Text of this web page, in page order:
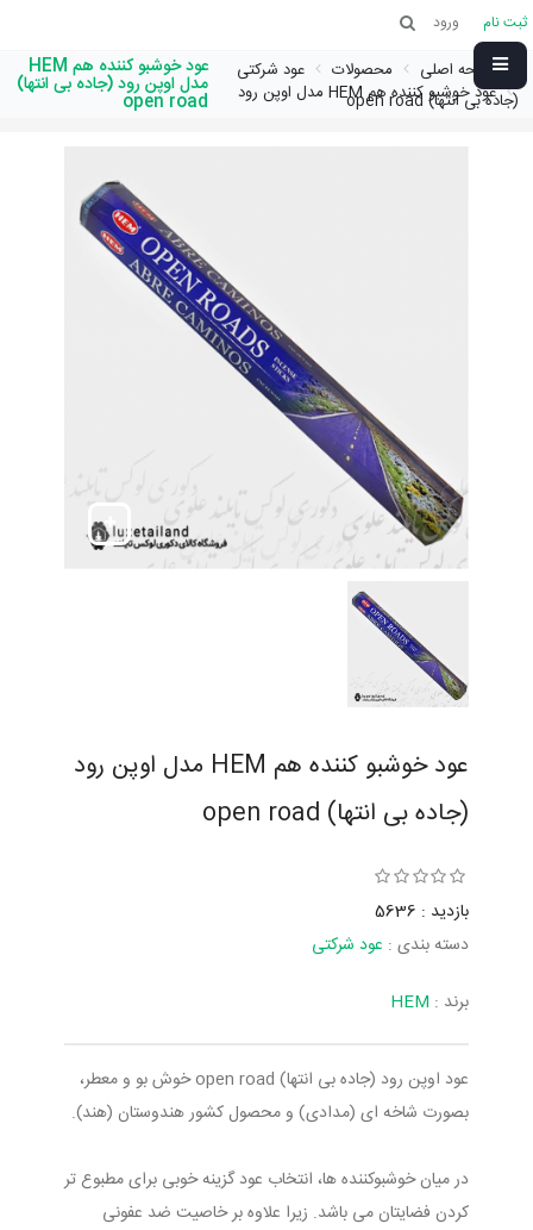
ثبت نام ورود
صفحه اصلی محصولات
عود شرکتی
عود خوشبو کننده هم HEM مدل اوپن رود
(جاده بی انتها) open road
عود خوشبو کننده هم HEM
مدل اوپن رود (جاده بی انتها)
open road
عود خوشبو کننده هم HEM مدل اوپن رود
(جاده بی انتها) open road
بازدید : 5636
دسته بندی : عود شرکتی
برند : HEM
عود اوپن رود (جاده بی انتها) open road خوش بو و معطر،
بصورت شاخه ای (مدادی) و محصول کشور هندوستان (هند).
در میان خوشبوکننده ها، انتخاب عود گزینه خوبی برای مطبوع تر
کردن فضایتان می باشد. زیرا علاوه بر خاصیت ضد عفونی